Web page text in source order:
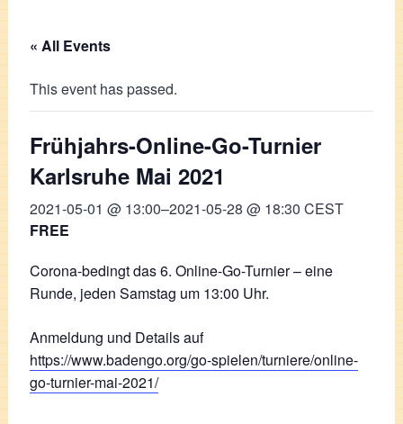
« All Events
This event has passed.
Frühjahrs-Online-Go-Turnier
Karlsruhe Mai 2021
2021-05-01 @ 13:00–2021-05-28 @ 18:30 CEST
FREE
Corona-bedingt das 6. Online-Go-Turnier – eine
Runde, jeden Samstag um 13:00 Uhr.
Anmeldung und Details auf
https://www.badengo.org/go-spielen/turniere/online-
go-turnier-mai-2021/